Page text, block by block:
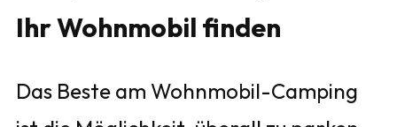
Ihr Wohnmobil finden
Das Beste am Wohnmobil-Camping